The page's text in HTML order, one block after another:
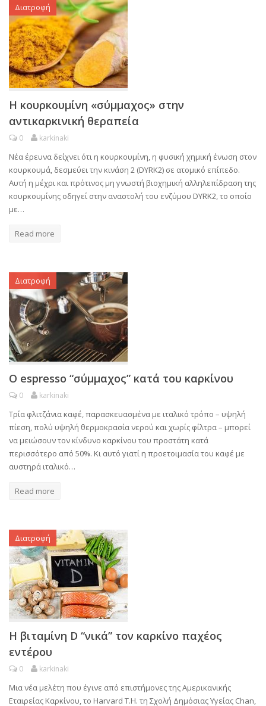
Διατροφή
Η κουρκουμίνη «σύμμαχος» στην
αντικαρκινική θεραπεία
0 karkinaki
Νέα έρευνα δείχνει ότι η κουρκουμίνη, η φυσική χημική ένωση στον
κουρκουμά, δεσμεύει την κινάση 2 (DYRK2) σε ατομικό επίπεδο.
Αυτή η μέχρι και πρότινος μη γνωστή βιοχημική αλληλεπίδραση της
κουρκουμίνης οδηγεί στην αναστολή του ενζύμου DYRK2, το οποίο
με…
Read more
Διατροφή
Ο espresso “σύμμαχος” κατά του καρκίνου
0 karkinaki
Τρία φλιτζάνια καφέ, παρασκευασμένα με ιταλικό τρόπο – υψηλή
πίεση, πολύ υψηλή θερμοκρασία νερού και χωρίς φίλτρα – μπορεί
να μειώσουν τον κίνδυνο καρκίνου του προστάτη κατά
περισσότερο από 50%. Κι αυτό γιατί η προετοιμασία του καφέ με
αυστηρά ιταλικό…
Read more
Διατροφή
Η βιταμίνη D “νικά” τον καρκίνο παχέος
εντέρου
0 karkinaki
Μια νέα μελέτη που έγινε από επιστήμονες της Αμερικανικής
Εταιρείας Καρκίνου, το Harvard T.H. τη Σχολή Δημόσιας Υγείας Chan,